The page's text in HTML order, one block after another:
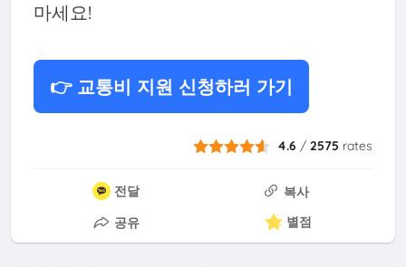
마세요!
👉 교통비 지원 신청하러 가기
4.6 /2575 rates
전달
복사
공유
별점